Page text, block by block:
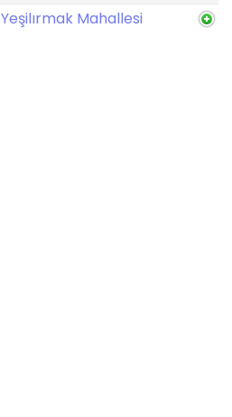
Yeşilırmak Mahallesi